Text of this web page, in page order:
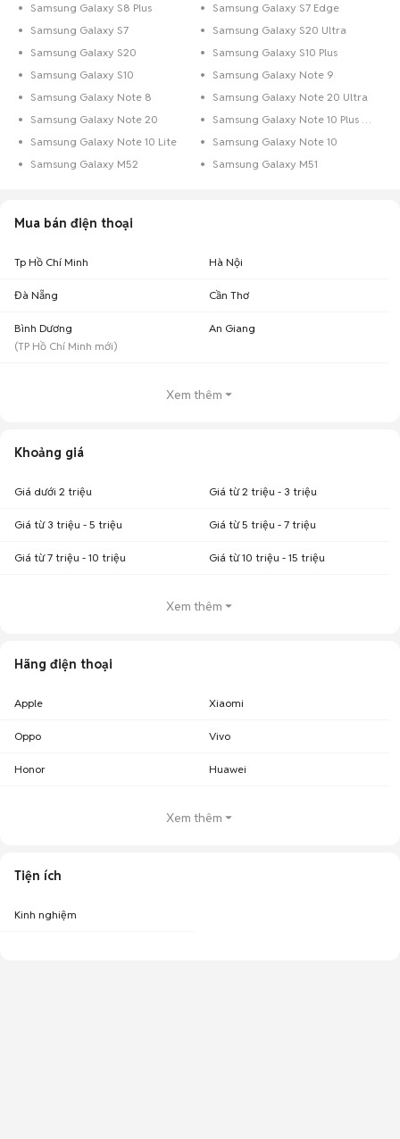
Samsung Galaxy S8 Plus
Samsung Galaxy S7 Edge
Samsung Galaxy S7
Samsung Galaxy S20 Ultra
Samsung Galaxy S20
Samsung Galaxy S10 Plus
Samsung Galaxy S10
Samsung Galaxy Note 9
Samsung Galaxy Note 8
Samsung Galaxy Note 20 Ultra
Samsung Galaxy Note 20
Samsung Galaxy Note 10 Lite
Samsung Galaxy Note 10
Samsung Galaxy M52
Samsung Galaxy M51
Mua bán điện thoại
Tp Hồ Chí Minh Hà Nội
Đà Nẵng Cần Thơ
Bình Dương
(TP Hồ Chí Minh mới)
An Giang
Xem thêm
Khoảng giá
Giá dưới 2 triệu Giá từ 2 triệu - 3 triệu
Giá từ 3 triệu - 5 triệu Giá từ 5 triệu - 7 triệu
Giá từ 7 triệu - 10 triệu Giá từ 10 triệu - 15 triệu
Xem thêm
Hãng điện thoại
Apple Xiaomi
Oppo Vivo
Honor Huawei
Xem thêm
Tiện ích
Kinh nghiệm